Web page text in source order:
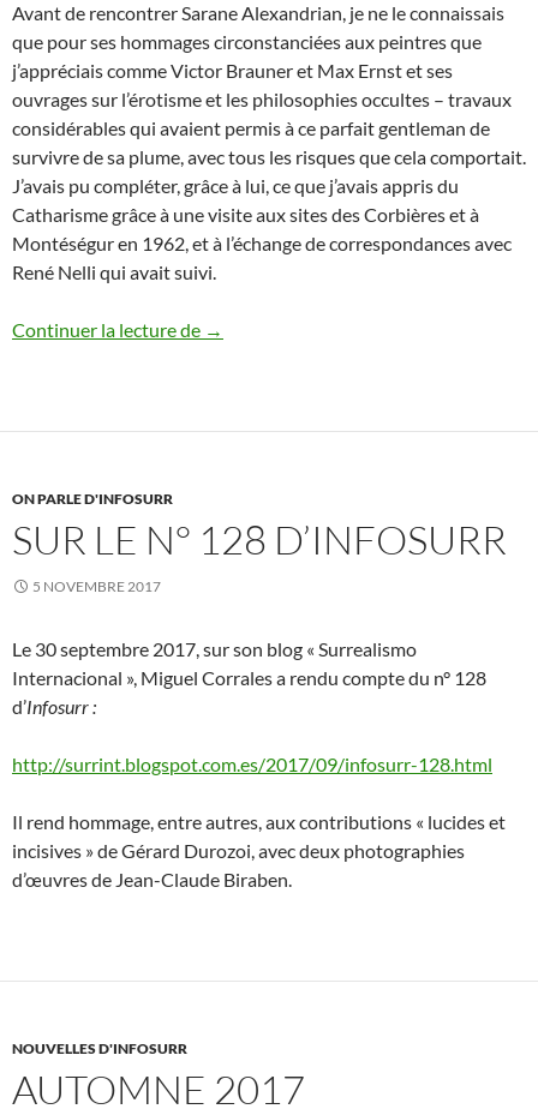
Avant de rencontrer Sarane Alexandrian, je ne le connaissais
que pour ses hommages circonstanciées aux peintres que
j’appréciais comme Victor Brauner et Max Ernst et ses
ouvrages sur l’érotisme et les philosophies occultes – travaux
considérables qui avaient permis à ce parfait gentleman de
survivre de sa plume, avec tous les risques que cela comportait.
J’avais pu compléter, grâce à lui, ce que j’avais appris du
Catharisme grâce à une visite aux sites des Corbières et à
Montéségur en 1962, et à l’échange de correspondances avec
René Nelli qui avait suivi.
Continuer la lecture de Sur Sarane Alexandrain
→
ON PARLE D'INFOSURR
SUR LE N° 128 D’INFOSURR
5 NOVEMBRE 2017
Le 30 septembre 2017, sur son blog « Surrealismo
Internacional », Miguel Corrales a rendu compte du n° 128
d’Infosurr :
http://surrint.blogspot.com.es/2017/09/infosurr-128.html
Il rend hommage, entre autres, aux contributions « lucides et
incisives » de Gérard Durozoi, avec deux photographies
d’œuvres de Jean-Claude Biraben.
NOUVELLES D'INFOSURR
AUTOMNE 2017